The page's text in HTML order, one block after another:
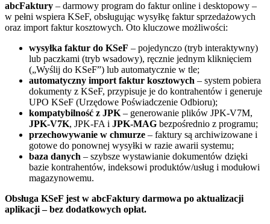
abcFaktury – darmowy program do faktur online i desktopowy –
w pełni wspiera KSeF, obsługując wysyłkę faktur sprzedażowych
oraz import faktur kosztowych. Oto kluczowe możliwości:
wysyłka faktur do KSeF – pojedynczo (tryb interaktywny)
lub paczkami (tryb wsadowy), ręcznie jednym kliknięciem
(„Wyślij do KSeF”) lub automatycznie w tle;
automatyczny import faktur kosztowych – system pobiera
dokumenty z KSeF, przypisuje je do kontrahentów i generuje
UPO KSeF (Urzędowe Poświadczenie Odbioru);
kompatybilność z JPK– generowanie plików JPK-V7M,
JPK-V7K, JPK-FA i JPK-MAG bezpośrednio z programu;
przechowywanie w chmurze – faktury są archiwizowane i
gotowe do ponownej wysyłki w razie awarii systemu;
baza danych – szybsze wystawianie dokumentów dzięki
bazie kontrahentów, indeksowi produktów/usług i modułowi
magazynowemu.
Obsługa KSeF jest w abcFaktury darmowa po aktualizacji
aplikacji – bez dodatkowych opłat.